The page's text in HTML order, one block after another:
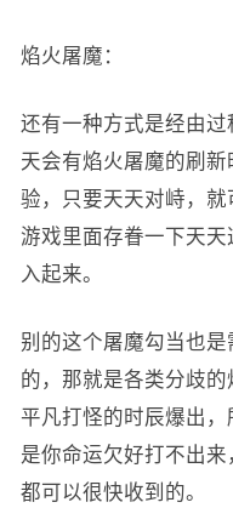
焰火屠魔：
还有一种方式是经由
天会有焰火屠魔的刷
验，只要天天对峙，
游戏里面存眷一下天
入起来。
别的这个屠魔勾当也
的，那就是各类分歧
平凡打怪的时辰爆出
是你命运欠好打不出
都可以很快收到的。